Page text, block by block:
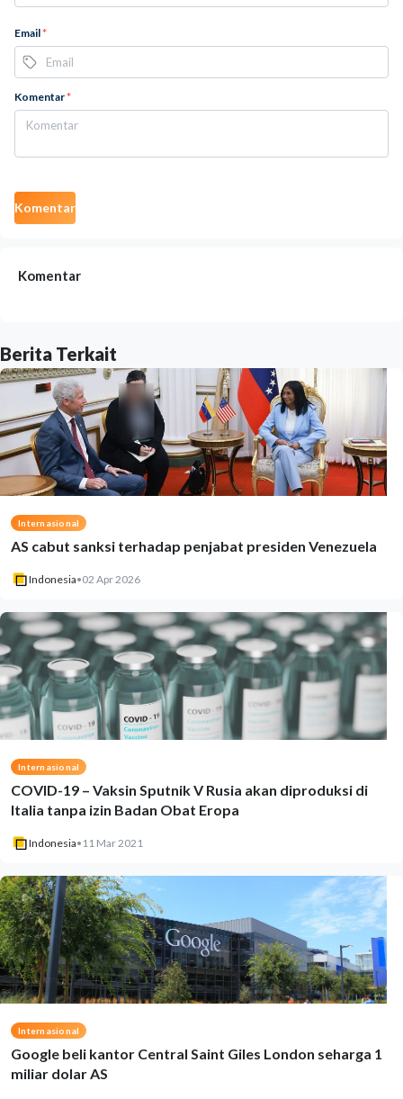
Email*
Komentar*
Komentar
Komentar
Berita Terkait
Internasional
AS cabut sanksi terhadap penjabat presiden Venezuela
Indonesia•02 Apr 2026
Internasional
COVID-19 – Vaksin Sputnik V Rusia akan diproduksi di
Italia tanpa izin Badan Obat Eropa
Indonesia• 11 Mar 2021
Internasional
Google beli kantor Central Saint Giles London seharga 1
miliar dolar AS